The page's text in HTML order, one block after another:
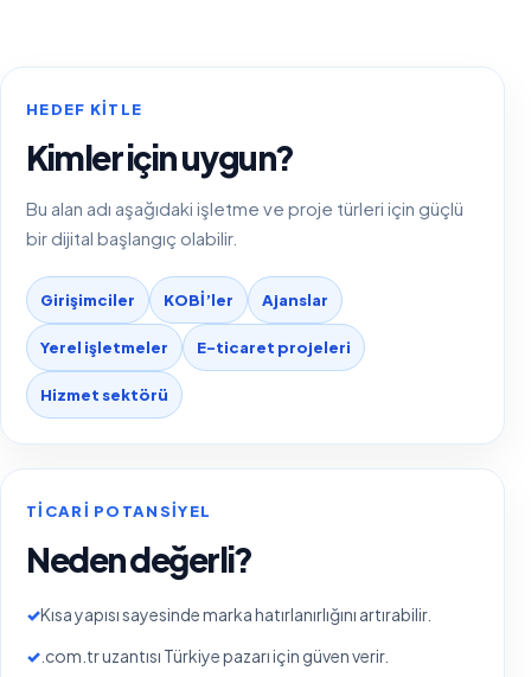
HEDEF KITLE
Kimler için uygun?
Bu alan adı aşağıdaki işletme ve proje türleri için güçlü
bir dijital başlangıç olabilir.
Girişimciler KOBİ’ler Ajanslar
Yerel işletmeler E-ticaret projeleri
Hizmet sektörü
TICARI POTANSIYEL
Neden değerli?
✓Kısa yapısı sayesinde marka hatırlanırlığını artırabilir.
✓ .com.tr uzantısı Türkiye pazarı için güven verir.